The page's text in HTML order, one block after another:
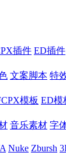
插件 ED插件
文案脚本 特
模板 ED模
音乐素材 字
Nuke Zbursh